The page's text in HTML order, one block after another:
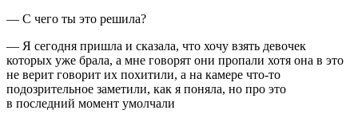
— С чего ты это решила?
— Я сегодня пришла и сказала, что хочу взять девочек
которых уже брала, а мне говорят они пропали хотя она в это
не верит говорит их похитили, а на камере что-то
подозрительное заметили, как я поняла, но про это
в последний момент умолчали